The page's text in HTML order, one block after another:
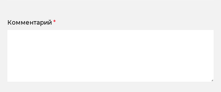
Комментарий *